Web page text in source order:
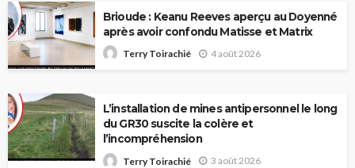
Brioude : Keanu Reeves aperçu au Doyenné
après avoir confondu Matisse et Matrix
Terry Toirachié 4 août 2026
L’installation de mines antipersonnel le long
du GR30 suscite la colère et
l’incompréhension
Terry Toirachié 3 août 2026